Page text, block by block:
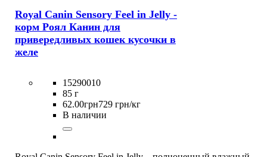
Royal Canin Sensory Feel in Jelly -
корм Роял Канин для
привередливых кошек кусочки в
желе
15290010
85 г
62.00грн729 грн/кг
В наличии